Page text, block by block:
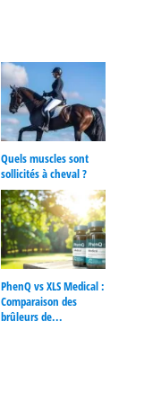
Quels muscles sont
sollicités à cheval ?
PhenQ vs XLS Medical :
Comparaison des
brûleurs de...